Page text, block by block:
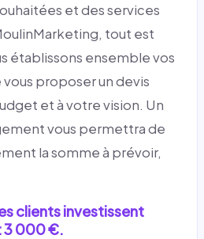
et des services
tout est
établissons ensemble vos
proposer un devis
et à votre vision. Un
vous permettra de
la somme à prévoir,
clients investissent
3 000 €.